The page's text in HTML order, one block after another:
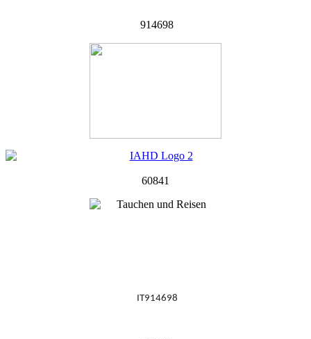
914698
60841
IT914698